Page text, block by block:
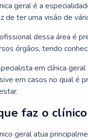
geral é a
de ter uma visão de
dessa área é
órgãos, tendo
em clínica
em casos no qual é
faz o
geral atua